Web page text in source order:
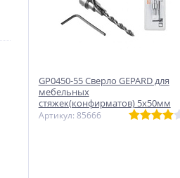
GP0450-55 Сверло GEPARD для
мебельных
стяжек(конфирматов) 5х50мм
Артикул: 85666